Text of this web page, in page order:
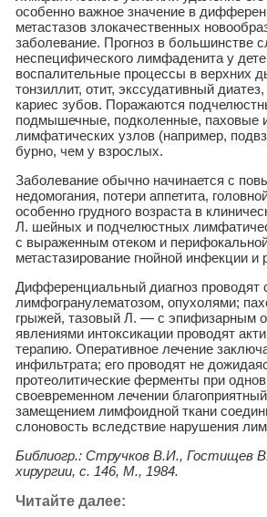
особенно важное значение в
метастазов злокачественных
заболевание. Прогноз в большинстве
неспецифического лимфаденита у
воспалительные процессы в верхних
тонзиллит, отит, экссудативный
кариес зубов. Поражаются
подмышечные, подколенные, паховые
лимфатических узлов (например,
бурно, чем у взрослых.
Заболевание обычно начинается с
недомогания, потери аппетита,
особенно грудного возраста в
Л. шейных и подчелюстных
с выраженным отеком и
метастазирование гнойной инфекции и
Дифференциальный диагноз проводят
лимфогранулематозом, опухолями;
грыжей, тазовый Л. — с эпифизарным
явлениями интоксикации проводят
терапию. Оперативное лечение
инфильтрата; его проводят не
протеолитические ферменты при
своевременном лечении
замещением лимфоидной ткани
слоновость вследствие нарушения
Библиогр.: Стручков В.И., Гостищев
хирургии, с. 146, М., 1984.
Читайте далее: